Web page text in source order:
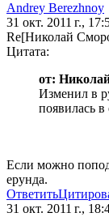
Andrey Berezhnoy
31 окт. 2011 г.,
Re[Николай
Цитата:
от:
Изменил в
появилась
Если можно
ерунда.
Ответить
31 окт. 2011 г.,